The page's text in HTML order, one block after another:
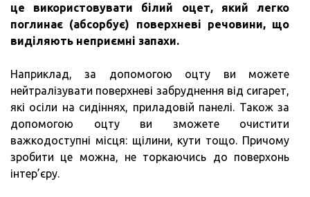
це використовувати білий оцет, який легко
поглинає (абсорбує) поверхневі речовини, що
виділяють неприємні запахи.
Наприклад, за допомогою оцту ви можете
нейтралізувати поверхневі забруднення від сигарет,
які осіли на сидіннях, приладовій панелі. Також за
допомогою оцту ви зможете очистити
важкодоступні місця: щілини, кути тощо. Причому
зробити це можна, не торкаючись до поверхонь
інтер’єру.